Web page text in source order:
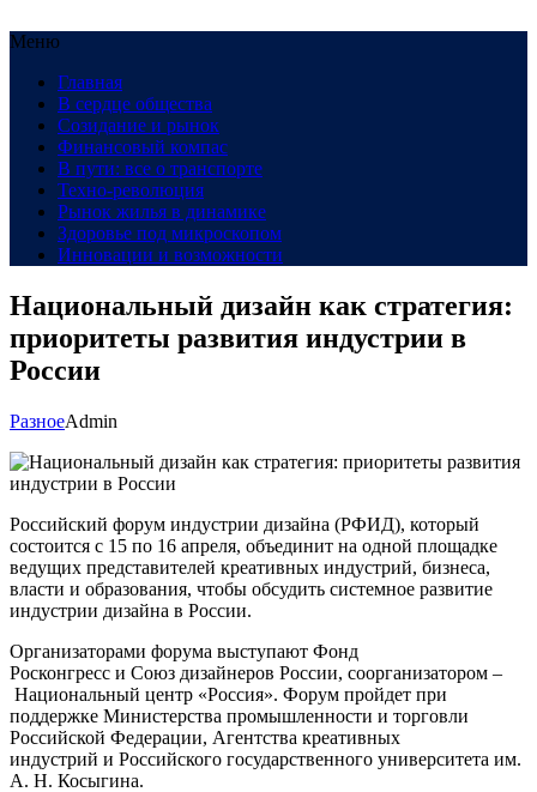
Меню
Главная
В сердце общества
Созидание и рынок
Финансовый компас
В пути: все о транспорте
Техно-революция
Рынок жилья в динамике
Здоровье под микроскопом
Инновации и возможности
Национальный дизайн как стратегия:
приоритеты развития индустрии в
России
РазноеAdmin
Российский форум индустрии дизайна (РФИД), который
состоится с 15 по 16 апреля, объединит на одной площадке
ведущих представителей креативных индустрий, бизнеса,
власти и образования, чтобы обсудить системное развитие
индустрии дизайна в России.
Организаторами форума выступают Фонд
Росконгресс и Союз дизайнеров России, соорганизатором –
Национальный центр «Россия». Форум пройдет при
поддержке Министерства промышленности и торговли
Российской Федерации, Агентства креативных
индустрий и Российского государственного университета им.
А. Н. Косыгина.